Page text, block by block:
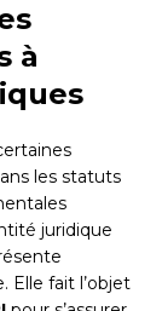
à
les statuts
juridique
Elle fait l’objet